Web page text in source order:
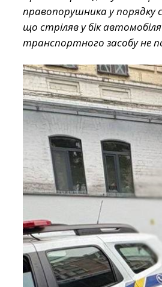
правопорушника у порядку
що стріляв у бік
транспортного засобу не